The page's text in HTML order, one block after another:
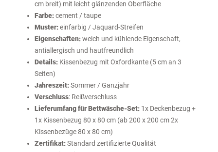
cm breit) mit leicht glänzenden Oberfläche
Farbe:cement / taupe
Muster:einfarbig / Jaquard-Streifen
Eigenschaften:weich und kühlende Eigenschaft,
antiallergisch und hautfreundlich
Details: Kissenbezug mit Oxfordkante (5 cm an 3
Seiten)
Jahreszeit:Sommer / Ganzjahr
Verschluss: Reißverschluss
Lieferumfang für Bettwäsche-Set: 1x Deckenbezug +
1x Kissenbezug 80 x 80 cm (ab 200 x 200 cm 2x
Kissenbezüge 80 x 80 cm)
Zertifikat:Standard zertifizierte Qualität